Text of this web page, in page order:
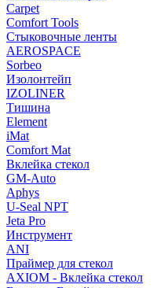
Carpet
Comfort Tools
Стыковочные ленты
AEROSPACE
Sorbeo
Изолонтейп
IZOLINER
Тишина
Element
iMat
Comfort Mat
Вклейка стекол
GM-Auto
Aphys
U-Seal NPT
Jeta Pro
Инструмент
ANI
Праймер для стекол
AXIOM - Вклейка стекол